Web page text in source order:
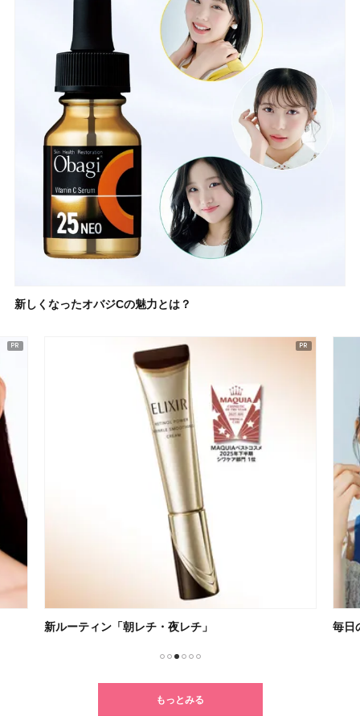
新しくなったオバジCの魅力とは？
新ルーティン「朝レチ・夜レチ」 毎日
もっとみる